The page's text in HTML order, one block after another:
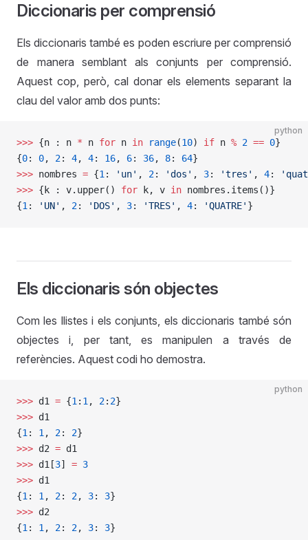
Diccionaris per comprensió
Els diccionaris també es poden escriure per comprensió
de manera semblant als conjunts per comprensió.
Aquest cop, però, cal donar els elements separant la
clau del valor amb dos punts:
python
>>> {n : n * n for n in range(10) if n % 2 == 0}
{0: 0, 2: 4, 4: 16, 6: 36, 8: 64}
>>> nombres = {1 : 'un' , 2: 'dos' , 3: 'tres' , 4:
>>> {k : v.upper() for k, v in nombres.items()}
{1 : 'UN' , 2: 'DOS' , 3: 'TRES' , 4: 'QUATRE' }
Els diccionaris són objectes
Com les llistes i els conjunts, els diccionaris també són
objectes i, per tant, es manipulen a través de
referències. Aquest codi ho demostra.
python
>>> d1 = {1 : 1 , 2: 2}
>>> d1
{1 : 1 , 2: 2}
>>> d2 = d1
>>> d1[3] = 3
>>> d1
{1 : 1 , 2: 2, 3: 3}
>>> d2
{1 : 1 , 2: 2, 3: 3}